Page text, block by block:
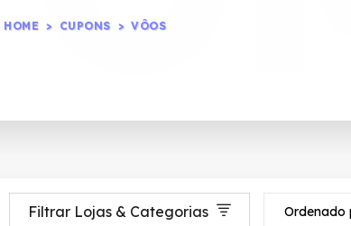
HOME CUPONS VÔOS
Filtrar Lojas & Categorias